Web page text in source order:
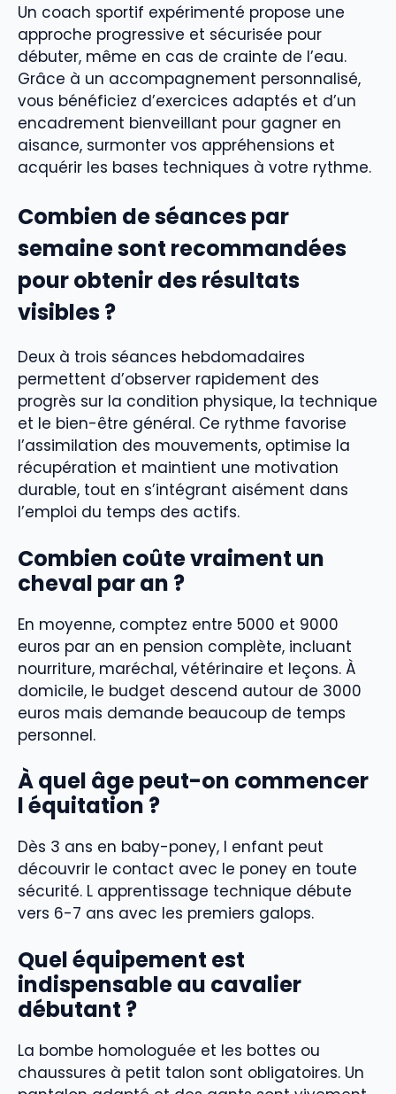
Un coach sportif expérimenté propose une
approche progressive et sécurisée pour
débuter, même en cas de crainte de l’eau.
Grâce à un accompagnement personnalisé,
vous bénéficiez d’exercices adaptés et d’un
encadrement bienveillant pour gagner en
aisance, surmonter vos appréhensions et
acquérir les bases techniques à votre rythme.
Combien de séances par
semaine sont recommandées
pour obtenir des résultats
visibles ?
Deux à trois séances hebdomadaires
permettent d’observer rapidement des
progrès sur la condition physique, la technique
et le bien-être général. Ce rythme favorise
l’assimilation des mouvements, optimise la
récupération et maintient une motivation
durable, tout en s’intégrant aisément dans
l’emploi du temps des actifs.
Combien coûte vraiment un
cheval par an ?
En moyenne, comptez entre 5000 et 9000
euros par an en pension complète, incluant
nourriture, maréchal, vétérinaire et leçons. À
domicile, le budget descend autour de 3000
euros mais demande beaucoup de temps
personnel.
À quel âge peut-on commencer
l équitation ?
Dès 3 ans en baby-poney, l enfant peut
découvrir le contact avec le poney en toute
sécurité. L apprentissage technique débute
vers 6-7 ans avec les premiers galops.
Quel équipement est
indispensable au cavalier
débutant ?
La bombe homologuée et les bottes ou
chaussures à petit talon sont obligatoires. Un